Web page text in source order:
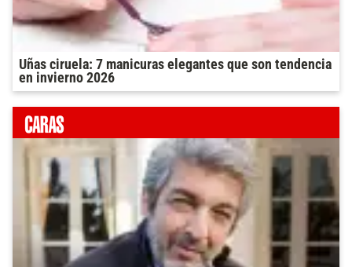
Uñas ciruela: 7 manicuras elegantes que son tendencia
en invierno 2026